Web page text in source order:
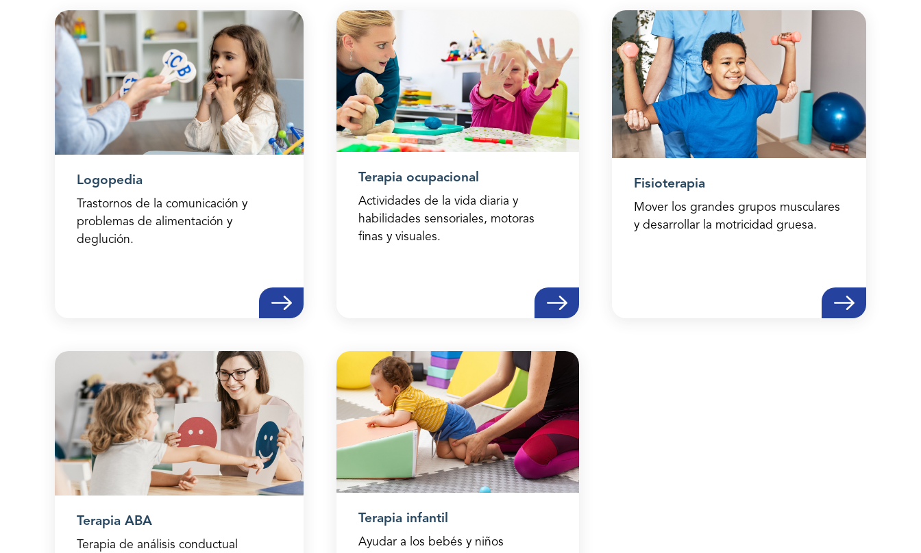
Logopedia
Trastornos de la comunicación y
problemas de alimentación y
deglución.
Terapia ocupacional
Actividades de la vida diaria y
habilidades sensoriales, motoras
finas y visuales.
Fisioterapia
Mover los grandes grupos musculares
y desarrollar la motricidad gruesa.
Terapia ABA
Terapia de análisis conductual
Terapia infantil
Ayudar a los bebés y niños